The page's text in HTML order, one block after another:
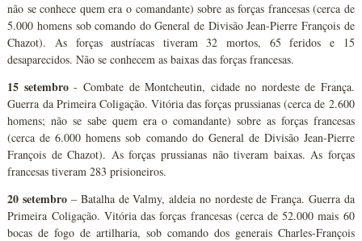
não se conhece quem era o comandante) sobre as forças francesas (cerca de
5.000 homens sob comando do General de Divisão Jean-Pierre François de
Chazot). As forças austríacas tiveram 32 mortos, 65 feridos e 15
desaparecidos. Não se conhecem as baixas das forças francesas.
15 setembro- Combate de Montcheutin, cidade no nordeste de França.
Guerra da Primeira Coligação. Vitória das forças prussianas (cerca de 2.600
homens; não se sabe quem era o comandante) sobre as forças francesas
(cerca de 6.000 homens sob comando do General de Divisão Jean-Pierre
François de Chazot). As forças prussianas não tiveram baixas. As forças
francesas tiveram 283 prisioneiros.
20 setembro – Batalha de Valmy, aldeia no nordeste de França. Guerra da
Primeira Coligação. Vitória das forças francesas (cerca de 52.000 mais 60
bocas de fogo de artilharia, sob comando dos generais Charles-François